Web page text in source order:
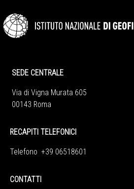
SEDE CENTRALE
Via di Vigna Murata 605
00143 Roma
RECAPITI TELEFONICI
Telefono +39 06518601
CONTATTI